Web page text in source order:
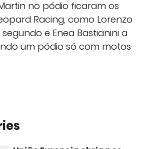
no pódio ficaram os
Racing, como Lorenzo
e Enea Bastianini a
um pódio só com motos